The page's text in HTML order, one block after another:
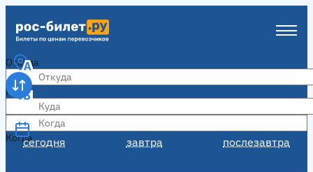
Откуда
Куда
Когда
сегодня завтра послезавтра
Когда